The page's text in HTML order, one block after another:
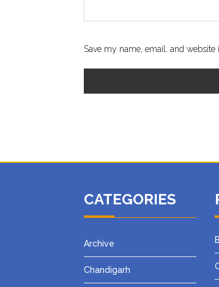
Save my name, email, and
CATEGORIES
Archive
Chandigarh